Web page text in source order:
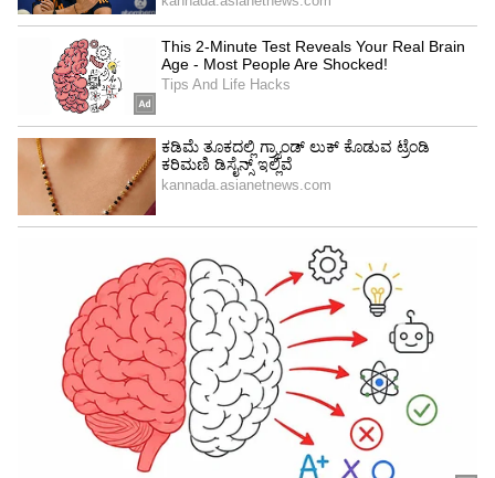
4
7
'ನ್ನು ಮುಂದೆ ಇಂತಹ ವಿಷಯಗಳನ್ನು ಗಂಭೀರವಾಗಿ
ಪರಿಗಣಿಸುವುದಿಲ್ಲ ಎಂದು ಕರಣ್ ಪುಸ್ತಕದಲ್ಲಿ
ಬರೆದುಕೊಂಡಿದ್ದಾರೆ. ಅವರ ಪ್ರಕಾರ ಶಾರುಖ್ ಖಾನ್ ಅವರಿಗೆ